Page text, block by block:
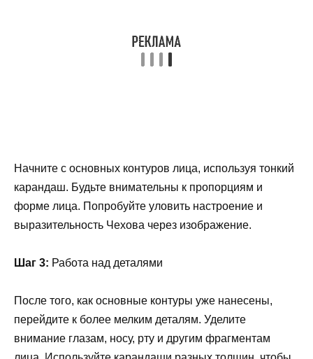
Начните с основных контуров лица, используя тонкий
карандаш. Будьте внимательны к пропорциям и
форме лица. Попробуйте уловить настроение и
выразительность Чехова через изображение.
Шаг 3: Работа над деталями
После того, как основные контуры уже нанесены,
перейдите к более мелким деталям. Уделите
внимание глазам, носу, рту и другим фрагментам